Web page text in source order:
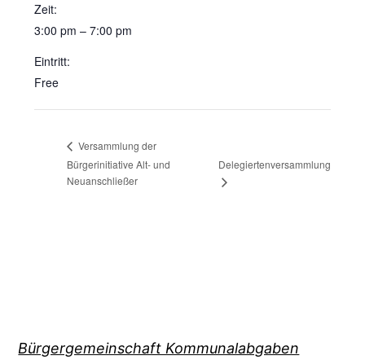
Zeit:
3:00 pm – 7:00 pm
Eintritt:
Free
Versammlung der
Bürgerinitiative Alt- und
Neuanschließer
Delegiertenversammlung
Bürgergemeinschaft Kommunalabgaben